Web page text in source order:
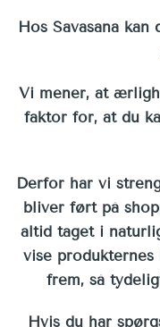
Hos Savasana
Vi mener, at
faktor for, at du
Derfor har vi
bliver ført på
altid taget i
vise
frem, så
Hvis du har